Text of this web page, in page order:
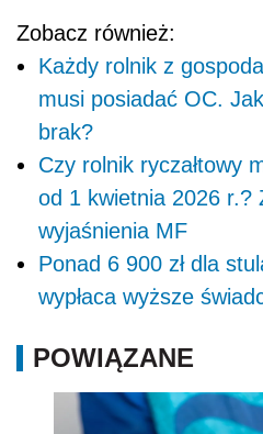
Zobacz również:
Każdy rolnik z
musi posiadać OC.
brak?
Czy rolnik ryczałtowy
od 1 kwietnia 2026 r.?
wyjaśnienia MF
Ponad 6 900 zł dla
wypłaca wyższe
POWIĄZANE